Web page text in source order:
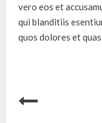
vero eos et
qui blanditiis
quos dolores et